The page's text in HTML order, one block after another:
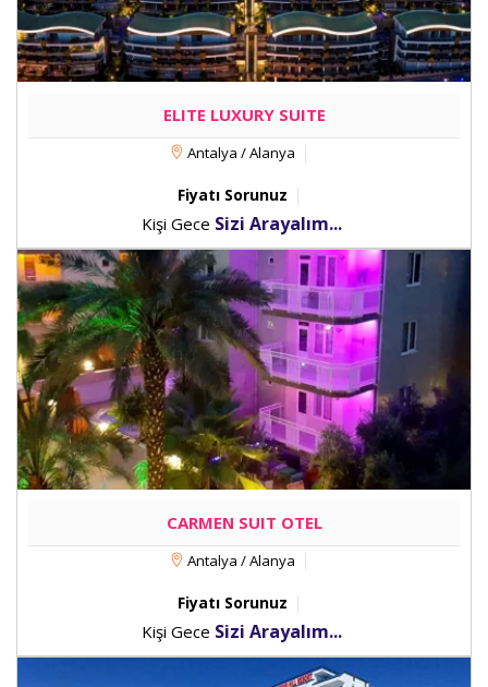
ELITE LUXURY SUITE
Antalya / Alanya
Fiyatı Sorunuz
Kişi Gece Sizi Arayalım...
CARMEN SUIT OTEL
Antalya / Alanya
Fiyatı Sorunuz
Kişi Gece Sizi Arayalım...